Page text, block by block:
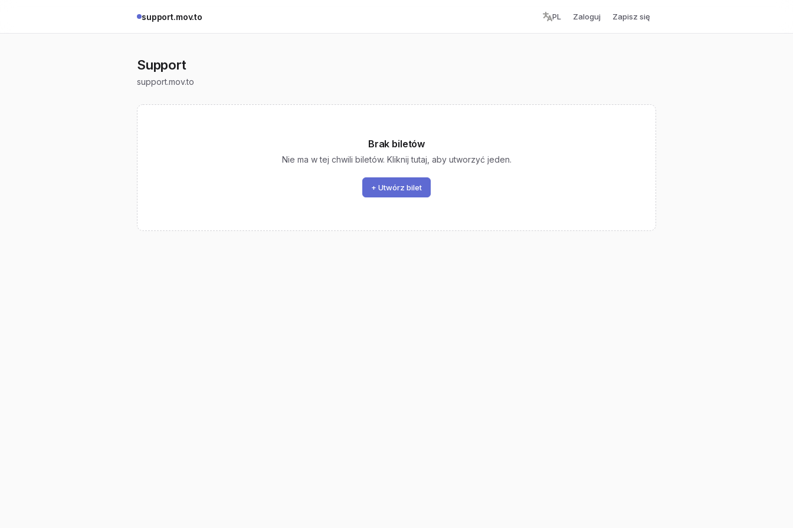
support.mov.to PL Zaloguj Zapisz się
Support
support.mov.to
Brak biletów
Nie ma w tej chwili biletów. Kliknij tutaj, aby utworzyć jeden.
+ Utwórz bilet